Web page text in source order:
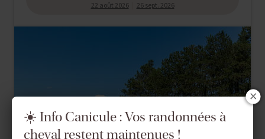
22 août 2026 26 sept. 2026
☀️ Info Canicule : Vos randonnées à
cheval restent maintenues !